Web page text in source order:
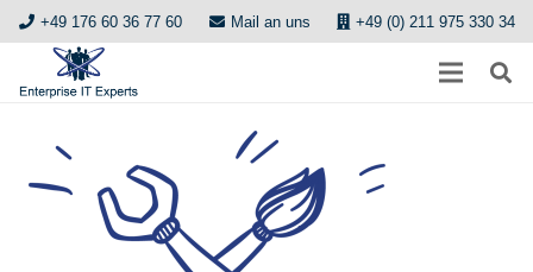
+49 176 60 36 77 60 Mail an uns +49 (0) 211 975 330 34